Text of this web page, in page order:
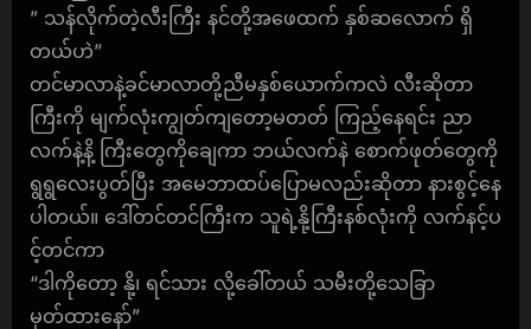
” သန်လိုက်တဲ့လီးကြီး နင်တို့အဖေထက် နှစ်ဆလောက် ရှိ
တယ်ဟဲ”
တင်မာလာနဲ့ခင်မာလာတို့ညီမနှစ်ယောက်ကလဲ လီးဆိုတာ
ကြီးကို မျက်လုံးကျွတ်ကျတော့မတတ် ကြည့်နေရင်း ညာ
လက်နဲ့နိ့ ကြီးတွေကိုချေကာ ဘယ်လက်နဲ စောက်ဖုတ်တွေကို
ရွရွလေးပွတ်ပြီး အမေဘာထပ်ပြောမလည်းဆိုတာ နားစွင့်နေ
ပါတယ်။ ဒေါ်တင်တင်ကြီးက သူရဲ့နို့ကြီးနစ်လုံးကို လက်နင့်ပ
င့်တင်ကာ
“ဒါကိုတော့ နို့၊ ရင်သား လို့ခေါ်တယ် သမီးတို့သေခြာ
မှတ်ထားနော်”